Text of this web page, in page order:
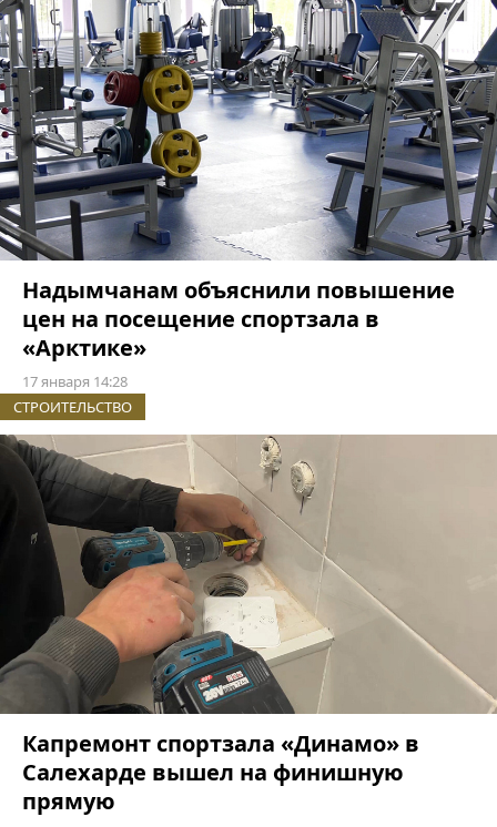
Надымчанам объяснили повышение
цен на посещение спортзала в
«Арктике»
17 января 14:28
СТРОИТЕЛЬСТВО
Капремонт спортзала «Динамо» в
Салехарде вышел на финишную
прямую